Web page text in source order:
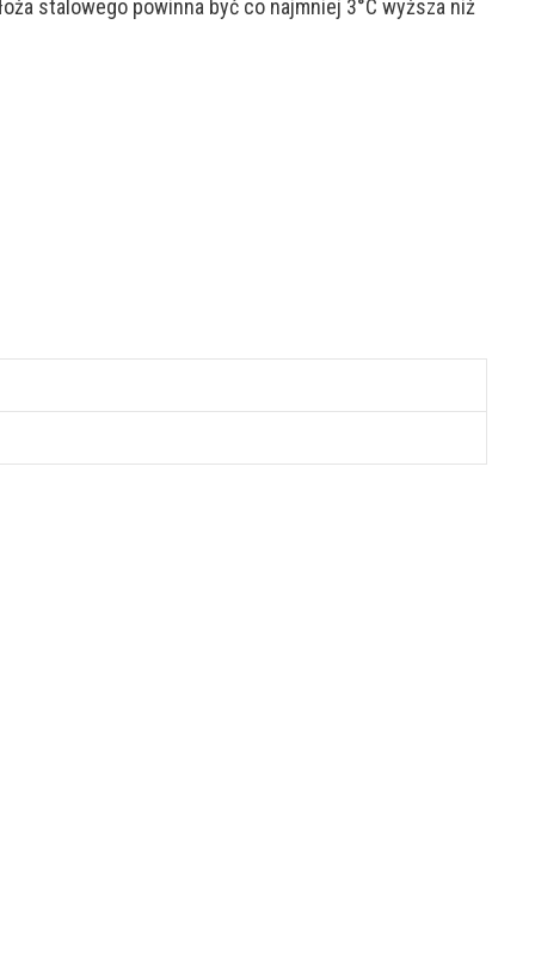
stalowego powinna być co najmniej 3°C wyższa niż